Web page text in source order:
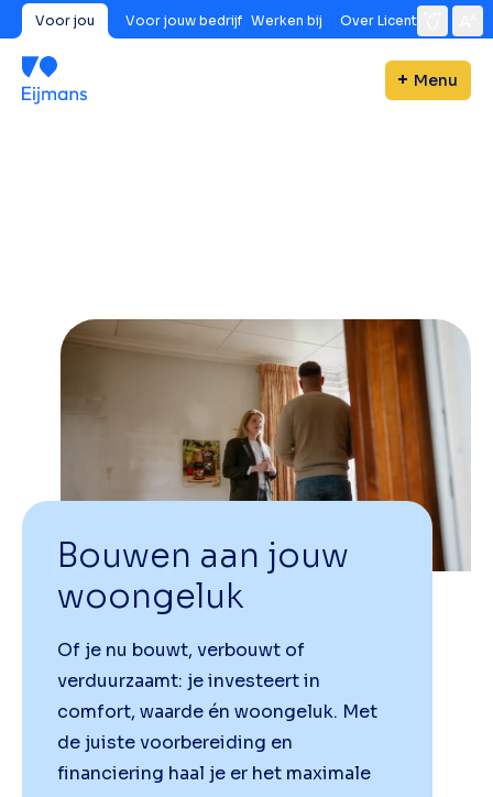
Voor jou Voor jouw bedrijf Werken bij Over Licent
Menu
Bouwen aan jouw
woongeluk
Of je nu bouwt, verbouwt of
verduurzaamt: je investeert in
comfort, waarde én woongeluk. Met
de juiste voorbereiding en
financiering haal je er het maximale